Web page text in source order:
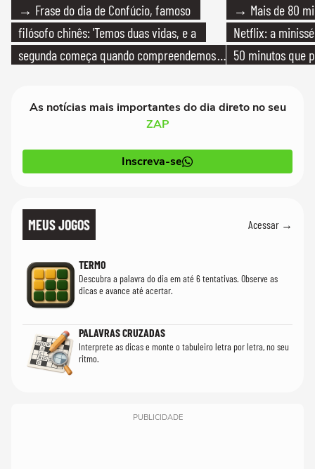
→ Frase do dia de Confúcio, famoso
filósofo chinês: 'Temos duas vidas, e a
segunda começa quando compreendemos
→ Mais de 80
Netflix: a
50 minutos que
As notícias mais importantes do dia direto no seu
ZAP
Inscreva-se
MEUS JOGOS Acessar →
TERMO
Descubra a palavra do dia em até 6 tentativas. Observe as
dicas e avance até acertar.
PALAVRAS CRUZADAS
Interprete as dicas e monte o tabuleiro letra por letra, no seu
ritmo.
PUBLICIDADE